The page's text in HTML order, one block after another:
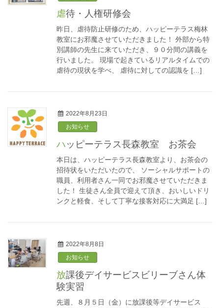
虐待・人権研修会
昨日、虐待防止研修のため、ハッピーテラス梅林
教室にお邪魔させていただきました！ 外部から特
別講師の先生に来ていただき、９０分間の講義を
行いました。 現場で起きているリアルタイムでの
虐待の現状を学べ、 虐待に対しての認識を […]
2022年8月23日
お知らせ
ハッピーテラス長森教室 お茶会
本日は、ハッピーテラス長森教室より、お茶会の
招待状をいただいたので、 ソーシャルサポートの
職員、利用者さん一同でお邪魔させていただきま
した！ 生徒さん全員で迎えて頂き、おいしいドリ
ンクと軽食、そして丁寧な接客対応に大満足 […]
2022年8月8日
お知らせ
放課後デイサービスビリーブさん体
験実習
先週、８月５日（金）に放課後等デイサービス